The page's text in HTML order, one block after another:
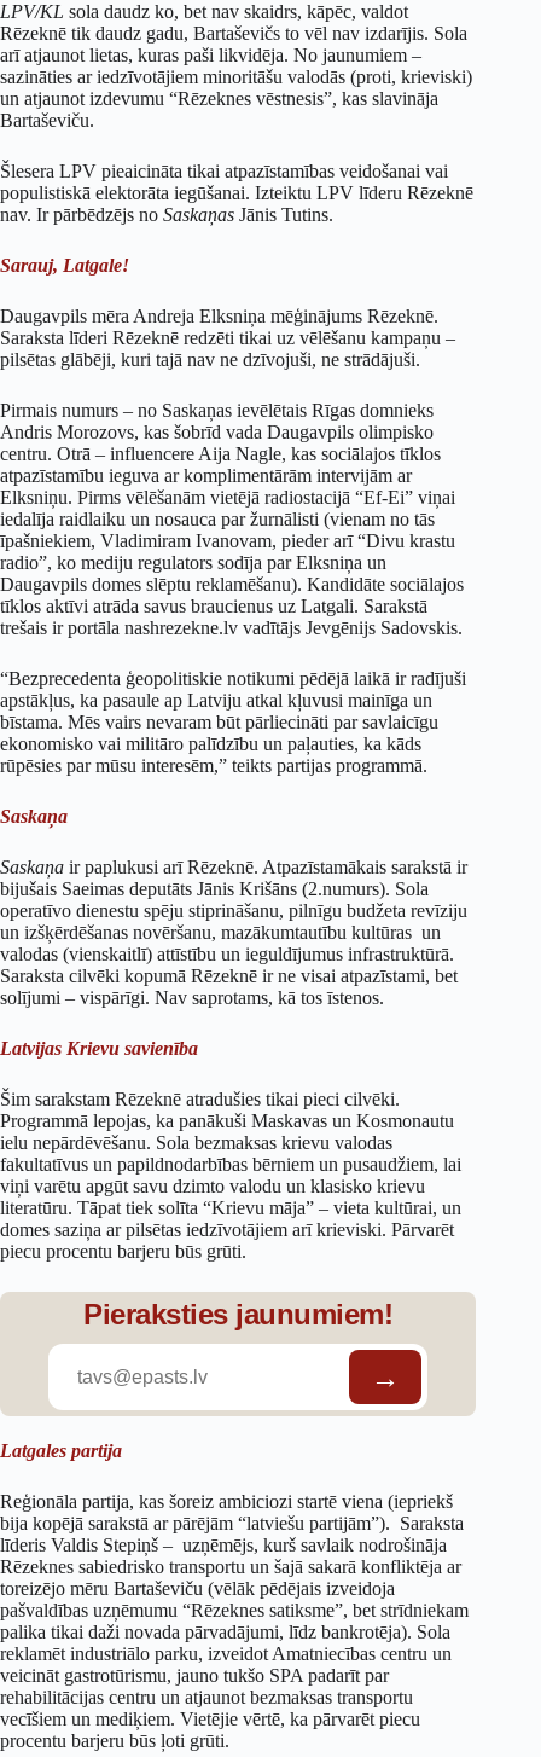
LPV/KL sola daudz ko, bet nav skaidrs, kāpēc, valdot
Rēzeknē tik daudz gadu, Bartaševičs to vēl nav izdarījis. Sola
arī atjaunot lietas, kuras paši likvidēja. No jaunumiem –
sazināties ar iedzīvotājiem minoritāšu valodās (proti, krieviski)
un atjaunot izdevumu “Rēzeknes vēstnesis”, kas slavināja
Bartaševiču.
Šlesera LPV pieaicināta tikai atpazīstamības veidošanai vai
populistiskā elektorāta iegūšanai. Izteiktu LPV līderu Rēzeknē
nav. Ir pārbēdzējs no Saskaņas Jānis Tutins.
Sarauj, Latgale!
Daugavpils mēra Andreja Elksniņa mēģinājums Rēzeknē.
Saraksta līderi Rēzeknē redzēti tikai uz vēlēšanu kampaņu –
pilsētas glābēji, kuri tajā nav ne dzīvojuši, ne strādājuši.
Pirmais numurs – no Saskaņas ievēlētais Rīgas domnieks
Andris Morozovs, kas šobrīd vada Daugavpils olimpisko
centru. Otrā – influencere Aija Nagle, kas sociālajos tīklos
atpazīstamību ieguva ar komplimentārām intervijām ar
Elksniņu. Pirms vēlēšanām vietējā radiostacijā “Ef-Ei” viņai
iedalīja raidlaiku un nosauca par žurnālisti (vienam no tās
īpašniekiem, Vladimiram Ivanovam, pieder arī “Divu krastu
radio”, ko mediju regulators sodīja par Elksniņa un
Daugavpils domes slēptu reklamēšanu). Kandidāte sociālajos
tīklos aktīvi atrāda savus braucienus uz Latgali. Sarakstā
trešais ir portāla nashrezekne.lv vadītājs Jevgēnijs Sadovskis.
“Bezprecedenta ģeopolitiskie notikumi pēdējā laikā ir radījuši
apstākļus, ka pasaule ap Latviju atkal kļuvusi mainīga un
bīstama. Mēs vairs nevaram būt pārliecināti par savlaicīgu
ekonomisko vai militāro palīdzību un paļauties, ka kāds
rūpēsies par mūsu interesēm,” teikts partijas programmā.
Saskaņa
Saskaņa ir paplukusi arī Rēzeknē. Atpazīstamākais sarakstā ir
bijušais Saeimas deputāts Jānis Krišāns (2.numurs). Sola
operatīvo dienestu spēju stiprināšanu, pilnīgu budžeta revīziju
un izšķērdēšanas novēršanu, mazākumtautību kultūras un
valodas (vienskaitlī) attīstību un ieguldījumus infrastruktūrā.
Saraksta cilvēki kopumā Rēzeknē ir ne visai atpazīstami, bet
solījumi – vispārīgi. Nav saprotams, kā tos īstenos.
Latvijas Krievu savienība
Šim sarakstam Rēzeknē atradušies tikai pieci cilvēki.
Programmā lepojas, ka panākuši Maskavas un Kosmonautu
ielu nepārdēvēšanu. Sola bezmaksas krievu valodas
fakultatīvus un papildnodarbības bērniem un pusaudžiem, lai
viņi varētu apgūt savu dzimto valodu un klasisko krievu
literatūru. Tāpat tiek solīta “Krievu māja” – vieta kultūrai, un
domes saziņa ar pilsētas iedzīvotājiem arī krieviski. Pārvarēt
piecu procentu barjeru būs grūti.
Pieraksties jaunumiem!
Latgales partija
Reģionāla partija, kas šoreiz ambiciozi startē viena (iepriekš
bija kopējā sarakstā ar pārējām “latviešu partijām”). Saraksta
līderis Valdis Stepiņš – uzņēmējs, kurš savlaik nodrošināja
Rēzeknes sabiedrisko transportu un šajā sakarā konfliktēja ar
toreizējo mēru Bartaševiču (vēlāk pēdējais izveidoja
pašvaldības uzņēmumu “Rēzeknes satiksme”, bet strīdniekam
palika tikai daži novada pārvadājumi, līdz bankrotēja). Sola
reklamēt industriālo parku, izveidot Amatniecības centru un
veicināt gastrotūrismu, jauno tukšo SPA padarīt par
rehabilitācijas centru un atjaunot bezmaksas transportu
vecīšiem un mediķiem. Vietējie vērtē, ka pārvarēt piecu
procentu barjeru būs ļoti grūti.